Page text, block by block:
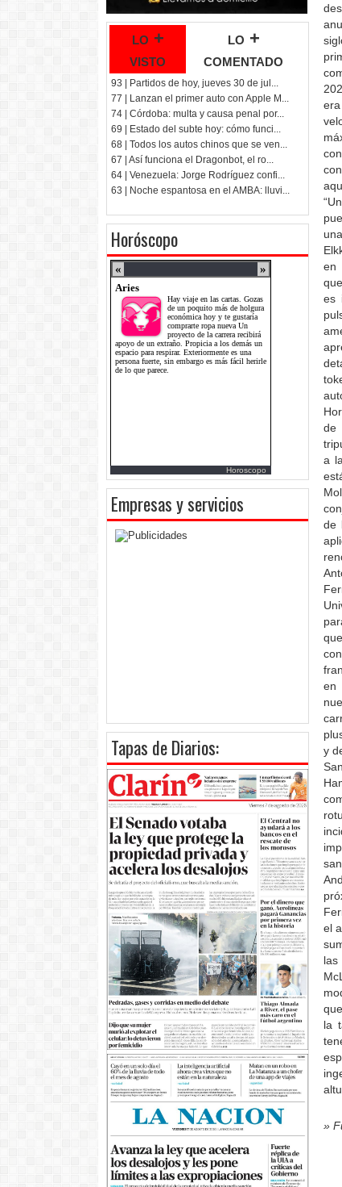
lo +
visto
lo +
comentado
93 | Partidos de hoy, jueves 30 de jul...
77 | Lanzan el primer auto con Apple M...
74 | Córdoba: multa y causa penal por...
69 | Estado del subte hoy: cómo funci...
68 | Todos los autos chinos que se ven...
67 | Así funciona el Dragonbot, el ro...
64 | Venezuela: Jorge Rodríguez confi...
63 | Noche espantosa en el AMBA: lluvi...
Horóscopo
Horoscopo
Empresas y servicios
Tapas de Diarios:
en
es
de
a
de
en
y
el
las
la
»